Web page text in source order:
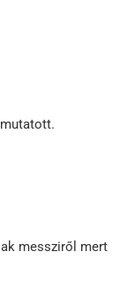
messziről mert